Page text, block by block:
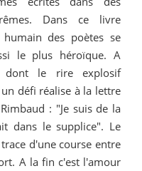
Dans ce livre
des poètes se
le plus héroïque. A
dont le rire explosif
défi réalise à la lettre
: "Je suis de la
dans le supplice". Le
d'une course entre
A la fin c'est l'amour